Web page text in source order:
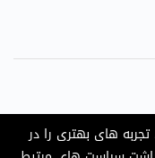
های بهتری را در